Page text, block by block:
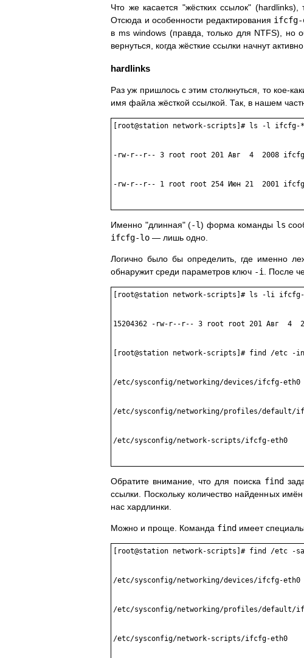
Что же касается "жёстких ссылок"
Отсюда и особенности редактирования ifcfg-
в ms windows (правда, только для NTFS), но
вернуться, когда жёсткие ссылки начнут
hardlinks
Раз уж пришлось с этим столкнуться, то кое-
имя файла жёсткой ссылкой. Так, в нашем
[root@station network-scripts]# ls -l ifcfg-*
-rw-r--r-- 3 root root 201 Авг  4  2008
-rw-r--r-- 1 root root 254 Июн 21  2001
Именно "длинная" (-l) форма команды ls
ifcfg-lo — лишь одно.
Логично было бы определить, где именно
обнаружит среди параметров ключ -i . После
[root@station network-scripts]# ls -li ifcfg-
15204362 -rw-r--r-- 3 root root 201 Авг  4
[root@station network-scripts]# find /etc -
/etc/sysconfig/networking/devices/ifcfg-eth0
/etc/sysconfig/networking/profiles/default/
/etc/sysconfig/network-scripts/ifcfg-eth0
Обратите внимание, что для поиска find
ссылки. Поскольку количество найденных
нас хардлинки.
Можно и проще. Команда find имеет
[root@station network-scripts]# find /etc -
/etc/sysconfig/networking/devices/ifcfg-eth0
/etc/sysconfig/networking/profiles/default/
/etc/sysconfig/network-scripts/ifcfg-eth0